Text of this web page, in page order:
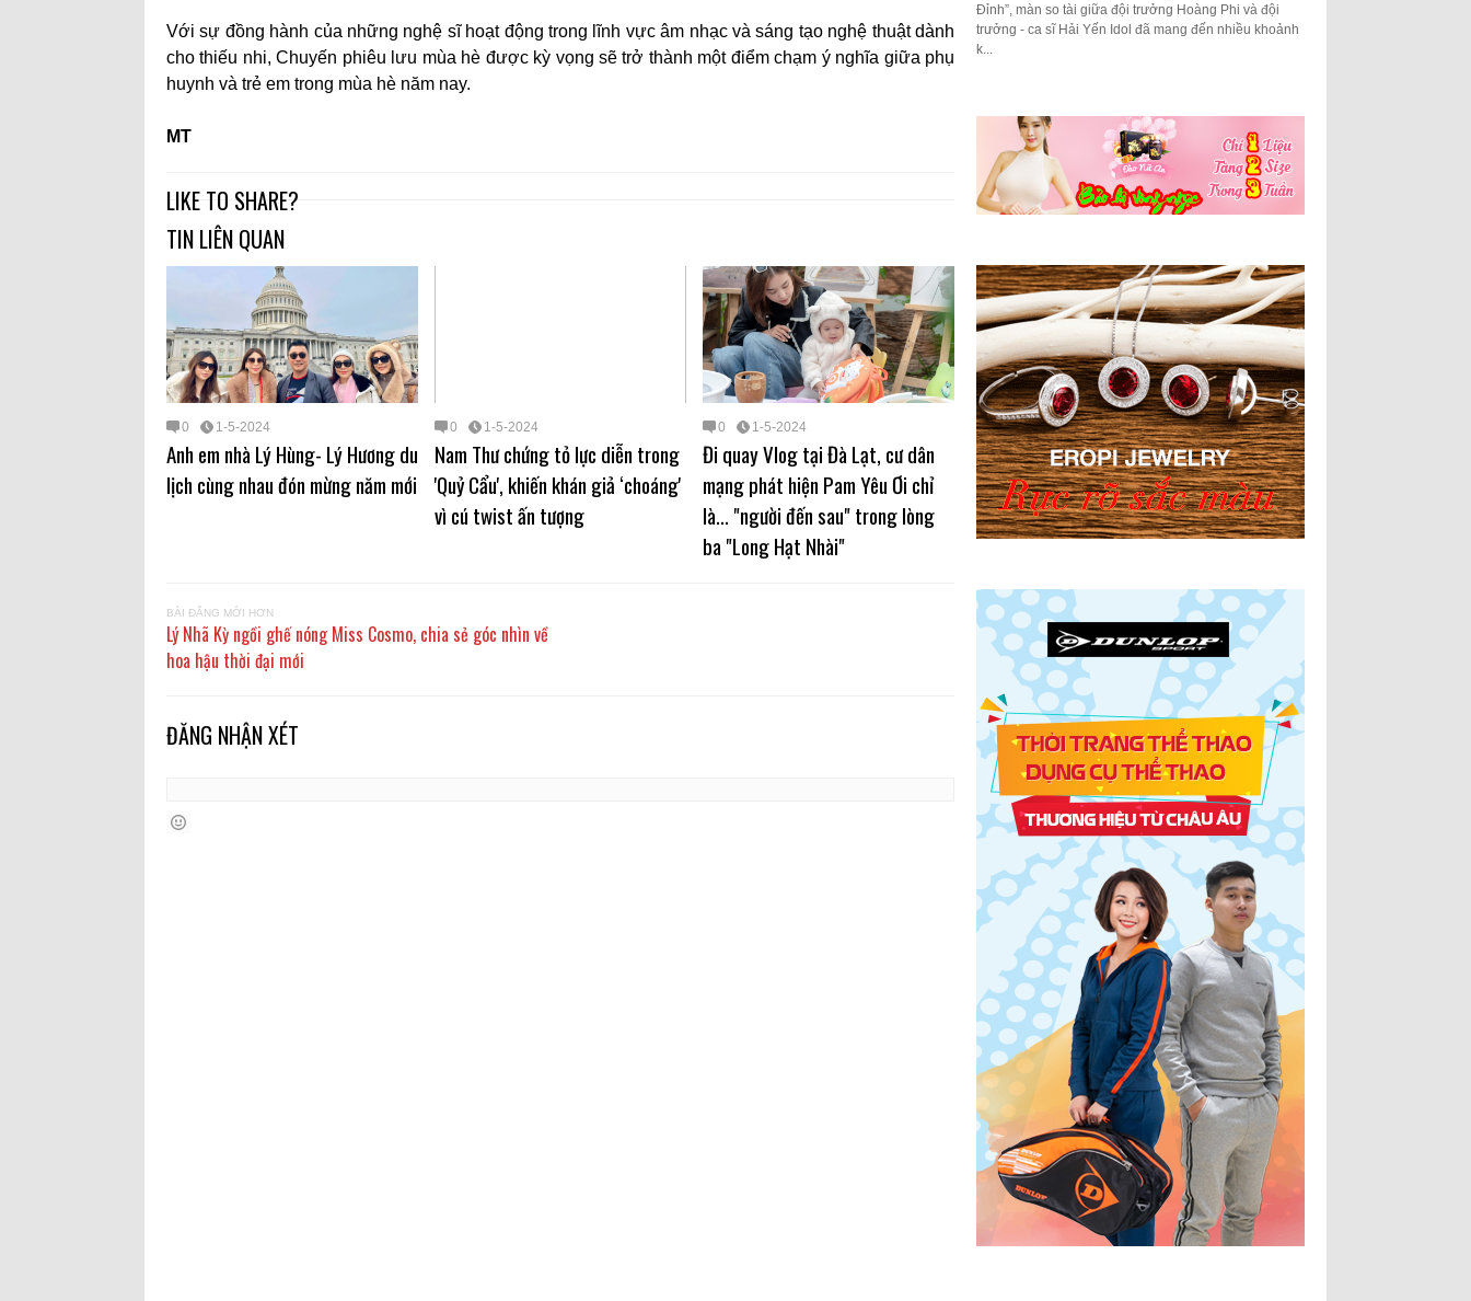
Với sự đồng hành của những nghệ sĩ hoạt động trong lĩnh vực âm nhạc và sáng tạo nghệ thuật dành
cho thiếu nhi, Chuyến phiêu lưu mùa hè được kỳ vọng sẽ trở thành một điểm chạm ý nghĩa giữa phụ
huynh và trẻ em trong mùa hè năm nay.
MT
LIKE TO SHARE?
TIN LIÊN QUAN
0 1-5-2024
Anh em nhà Lý Hùng- Lý Hương du
lịch cùng nhau đón mừng năm mới
0 1-5-2024
Nam Thư chứng tỏ lực diễn trong
'Quỷ Cẩu', khiến khán giả ‘choáng'
vì cú twist ấn tượng
0 1-5-2024
Đi quay Vlog tại Đà Lạt, cư dân
mạng phát hiện Pam Yêu Ơi chỉ
là... "người đến sau" trong lòng
ba "Long Hạt Nhài"
BÀI ĐĂNG MỚI HƠN
Lý Nhã Kỳ ngồi ghế nóng Miss Cosmo, chia sẻ góc nhìn về
hoa hậu thời đại mới
ĐĂNG NHẬN XÉT
Đỉnh”, màn so tài giữa đội trưởng Hoàng Phi và đội
trưởng - ca sĩ Hải Yến Idol đã mang đến nhiều khoảnh
k...